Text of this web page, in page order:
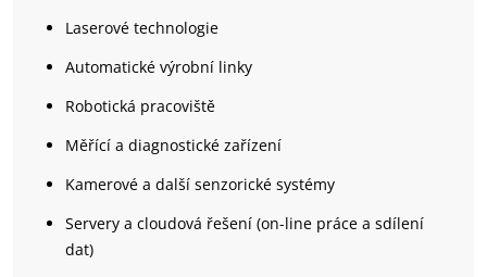
Laserové technologie
Automatické výrobní linky
Robotická pracoviště
Měřící a diagnostické zařízení
Kamerové a další senzorické systémy
Servery a cloudová řešení (on-line práce a sdílení
dat)